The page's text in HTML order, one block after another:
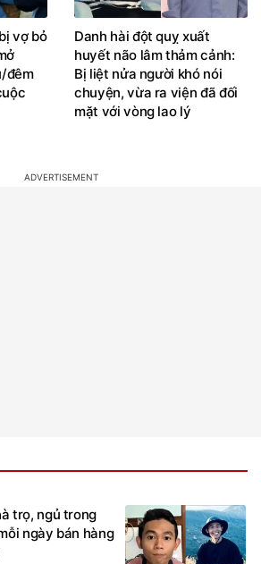
vợ bỏ
đêm
Danh hài đột quỵ xuất
huyết não lâm thảm cảnh:
Bị liệt nửa người khó nói
chuyện, vừa ra viện đã đối
mặt với vòng lao lý
trọ, ngủ trong
ngày bán hàng